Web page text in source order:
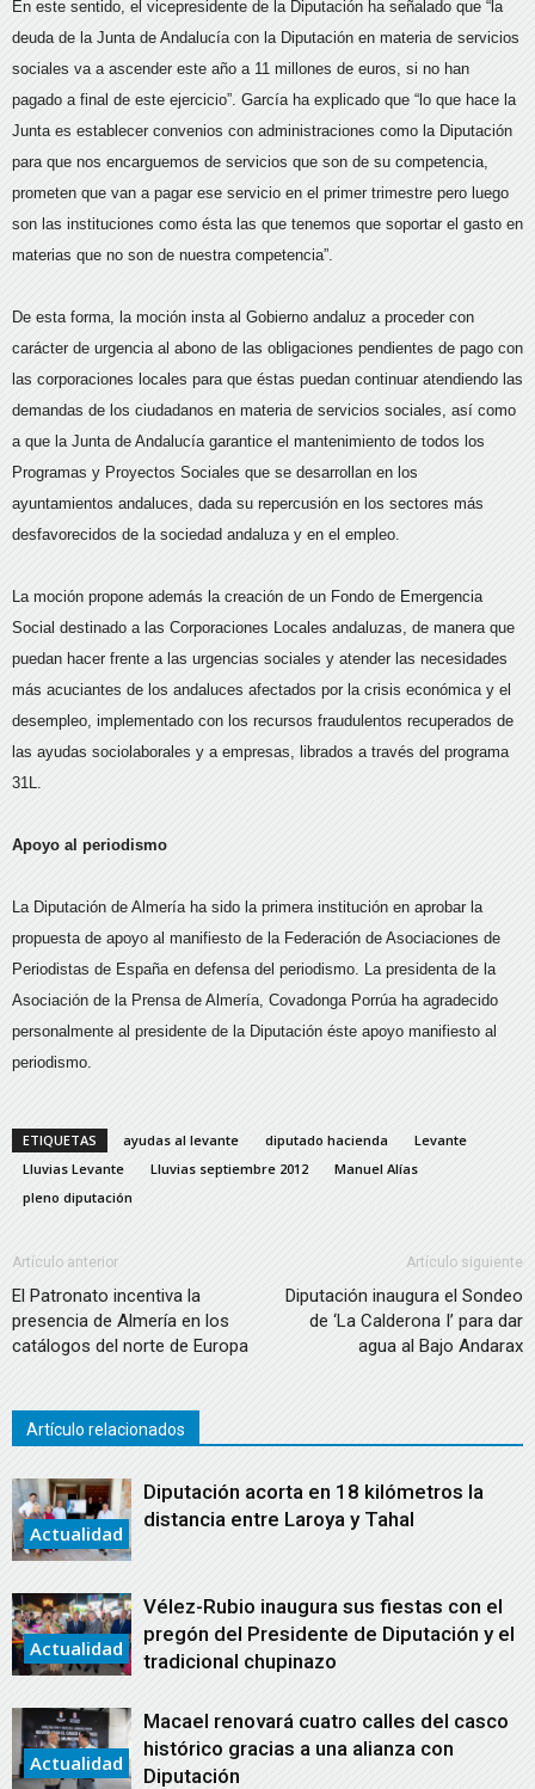
En este sentido, el vicepresidente de la Diputación ha señalado que “la
deuda de la Junta de Andalucía con la Diputación en materia de servicios
sociales va a ascender este año a 11 millones de euros, si no han
pagado a final de este ejercicio”. García ha explicado que “lo que hace la
Junta es establecer convenios con administraciones como la Diputación
para que nos encarguemos de servicios que son de su competencia,
prometen que van a pagar ese servicio en el primer trimestre pero luego
son las instituciones como ésta las que tenemos que soportar el gasto en
materias que no son de nuestra competencia”.
De esta forma, la moción insta al Gobierno andaluz a proceder con
carácter de urgencia al abono de las obligaciones pendientes de pago con
las corporaciones locales para que éstas puedan continuar atendiendo las
demandas de los ciudadanos en materia de servicios sociales, así como
a que la Junta de Andalucía garantice el mantenimiento de todos los
Programas y Proyectos Sociales que se desarrollan en los
ayuntamientos andaluces, dada su repercusión en los sectores más
desfavorecidos de la sociedad andaluza y en el empleo.
La moción propone además la creación de un Fondo de Emergencia
Social destinado a las Corporaciones Locales andaluzas, de manera que
puedan hacer frente a las urgencias sociales y atender las necesidades
más acuciantes de los andaluces afectados por la crisis económica y el
desempleo, implementado con los recursos fraudulentos recuperados de
las ayudas sociolaborales y a empresas, librados a través del programa
31L.
Apoyo al periodismo
La Diputación de Almería ha sido la primera institución en aprobar la
propuesta de apoyo al manifiesto de la Federación de Asociaciones de
Periodistas de España en defensa del periodismo. La presidenta de la
Asociación de la Prensa de Almería, Covadonga Porrúa ha agradecido
personalmente al presidente de la Diputación éste apoyo manifiesto al
periodismo.
ETIQUETAS ayudas al levante diputado hacienda
Levante
Lluvias Levante
Lluvias septiembre 2012
Manuel Alías
pleno diputación
Artículo anterior
El Patronato incentiva la
presencia de Almería en los
catálogos del norte de Europa
Artículo siguiente
Diputación inaugura el Sondeo
de ‘La Calderona I’ para dar
agua al Bajo Andarax
Artículo relacionados
Actualidad
Diputación acorta en 18 kilómetros la
distancia entre Laroya y Tahal
Actualidad
Vélez-Rubio inaugura sus fiestas con el
pregón del Presidente de Diputación y el
tradicional chupinazo
Actualidad
Macael renovará cuatro calles del casco
histórico gracias a una alianza con
Diputación